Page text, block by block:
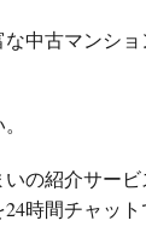
中古マンシ
の紹介サー
時間チャッ